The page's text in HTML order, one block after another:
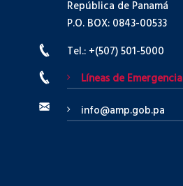
República de Panamá
P.O. BOX: 0843-00533
Tel.: +(507) 501-5000
Líneas de Emergencia
info@amp.gob.pa